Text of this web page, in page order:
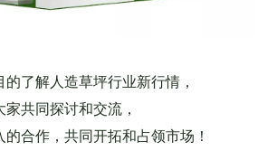
的了解人造草坪行业新行情，
家共同探讨和交流，
的合作，共同开拓和占领市场！